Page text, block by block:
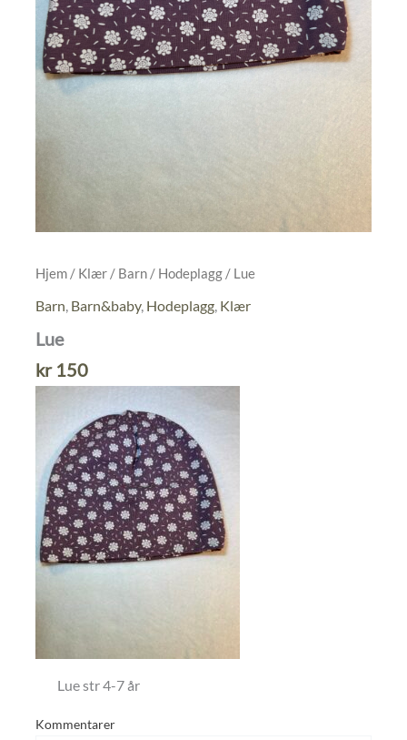
Hjem / Klær / Barn / Hodeplagg / Lue
Barn, Barn&baby, Hodeplagg, Klær
Lue
kr150
Lue str 4-7 år
Kommentarer